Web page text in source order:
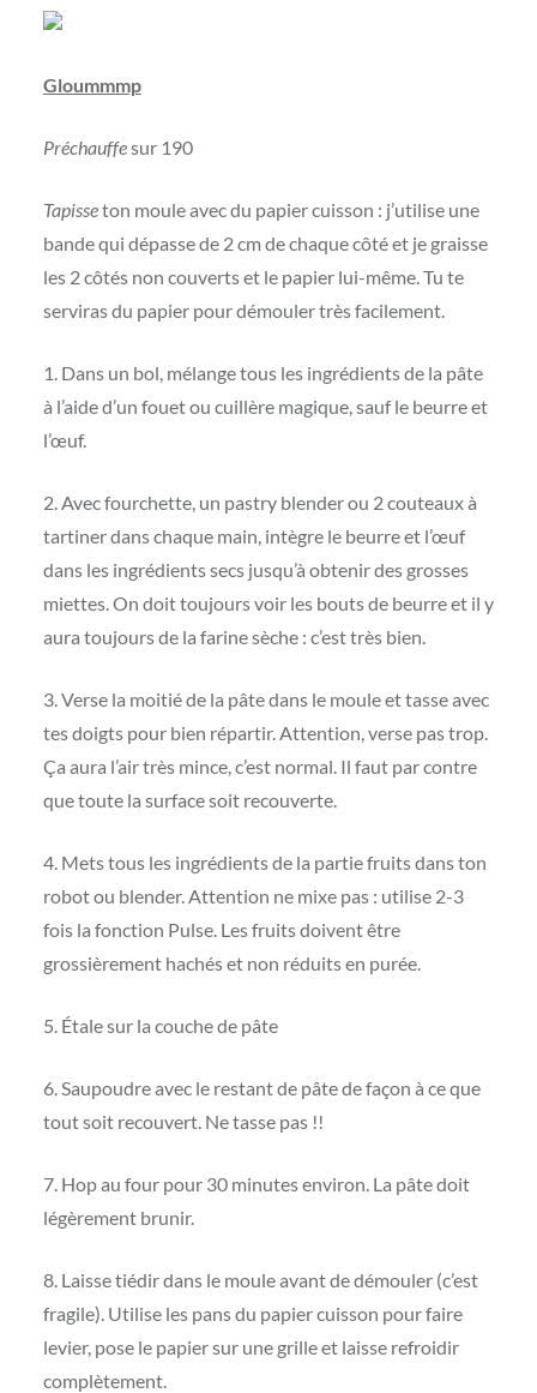
Gloummmp
Préchauffesur 190
Tapisseton moule avec du papier cuisson : j’utilise une
bande qui dépasse de 2 cm de chaque côté et je graisse
les 2 côtés non couverts et le papier lui-même. Tu te
serviras du papier pour démouler très facilement.
1. Dans un bol, mélange tous les ingrédients de la pâte
à l’aide d’un fouet ou cuillère magique, sauf le beurre et
l’œuf.
2. Avec fourchette, un pastry blender ou 2 couteaux à
tartiner dans chaque main, intègre le beurre et l’œuf
dans les ingrédients secs jusqu’à obtenir des grosses
miettes. On doit toujours voir les bouts de beurre et il y
aura toujours de la farine sèche : c’est très bien.
3. Verse la moitié de la pâte dans le moule et tasse avec
tes doigts pour bien répartir. Attention, verse pas trop.
Ça aura l’air très mince, c’est normal. Il faut par contre
que toute la surface soit recouverte.
4. Mets tous les ingrédients de la partie fruits dans ton
robot ou blender. Attention ne mixe pas : utilise 2-3
fois la fonction Pulse. Les fruits doivent être
grossièrement hachés et non réduits en purée.
5. Étale sur la couche de pâte
6. Saupoudre avec le restant de pâte de façon à ce que
tout soit recouvert. Ne tasse pas !!
7. Hop au four pour 30 minutes environ. La pâte doit
légèrement brunir.
8. Laisse tiédir dans le moule avant de démouler (c’est
fragile). Utilise les pans du papier cuisson pour faire
levier, pose le papier sur une grille et laisse refroidir
complètement.